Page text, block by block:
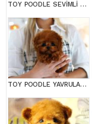
TOY POODLE SEVİMLİ YAVRULAR EV ÜRETİMİ
TOY POODLE YAVRULARIM